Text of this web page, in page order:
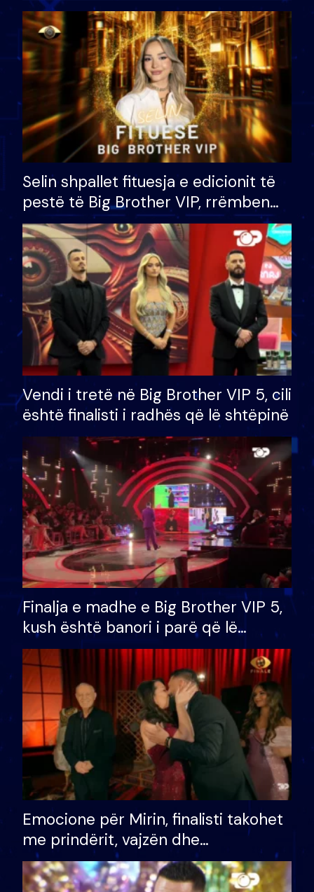
Selin shpallet fituesja e edicionit të
pestë të Big Brother VIP, rrëmben
çmimin e madh prej 100 mijë eurosh
Vendi i tretë në Big Brother VIP 5, cili
është finalisti i radhës që lë shtëpinë
Finalja e madhe e Big Brother VIP 5,
kush është banori i parë që lë
shtëpinë dhe humb mundësinë për
të fituar çmimin e madh
Emocione për Mirin, finalisti takohet
me prindërit, vajzën dhe
bashkëshorten: S’kemi ndonjë letër
divorci apo jo?